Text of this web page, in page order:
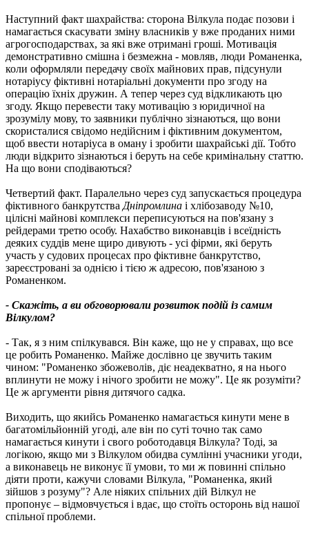
Наступний факт шахрайства: сторона Вілкула подає позови і
намагається скасувати зміну власників у вже проданих ними
агрогосподарствах, за які вже отримані гроші. Мотивація
демонстративно смішна і безмежна - мовляв, люди Романенка,
коли оформляли передачу своїх майнових прав, підсунули
нотаріусу фіктивні нотаріальні документи про згоду на
операцію їхніх дружин. А тепер через суд відкликають цю
згоду. Якщо перевести таку мотивацію з юридичної на
зрозумілу мову, то заявники публічно зізнаються, що вони
скористалися свідомо недійсним і фіктивним документом,
щоб ввести нотаріуса в оману і зробити шахрайські дії. Тобто
люди відкрито зізнаються і беруть на себе кримінальну статтю.
На що вони сподіваються?
Четвертий факт. Паралельно через суд запускається процедура
фіктивного банкрутства Дніпромлина і хлібозаводу №10,
цілісні майнові комплекси переписуються на пов'язану з
рейдерами третю особу. Нахабство виконавців і всеїдність
деяких суддів мене щиро дивують - усі фірми, які беруть
участь у судових процесах про фіктивне банкрутство,
зареєстровані за однією і тією ж адресою, пов'язаною з
Романенком.
- Скажіть, а ви обговорювали розвиток подій із самим
Вілкулом?
- Так, я з ним спілкувався. Він каже, що не у справах, що все
це робить Романенко. Майже дослівно це звучить таким
чином: "Романенко збожеволів, діє неадекватно, я на нього
вплинути не можу і нічого зробити не можу". Це як розуміти?
Це ж аргументи рівня дитячого садка.
Виходить, що якийсь Романенко намагається кинути мене в
багатомільйонній угоді, але він по суті точно так само
намагається кинути і свого роботодавця Вілкула? Тоді, за
логікою, якщо ми з Вілкулом обидва сумлінні учасники угоди,
а виконавець не виконує її умови, то ми ж повинні спільно
діяти проти, кажучи словами Вілкула, "Романенка, який
зійшов з розуму"? Але ніяких спільних дій Вілкул не
пропонує – відмовчується і вдає, що стоїть осторонь від нашої
спільної проблеми.